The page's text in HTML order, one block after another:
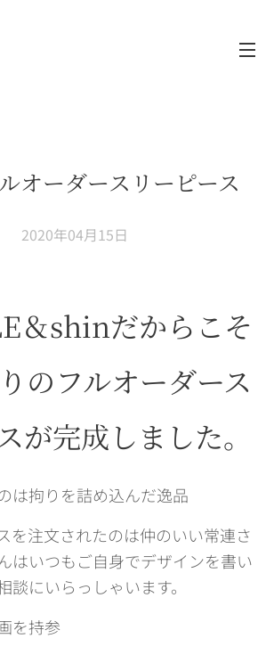
オーダースリーピース
2020年04月15日
＆shinだからこそ
のフルオーダース
が完成しました。
は拘りを詰め込んだ逸品
を注文されたのは仲のいい常連さ
はいつもご自身でデザインを書い
談にいらっしゃいます。
を持参